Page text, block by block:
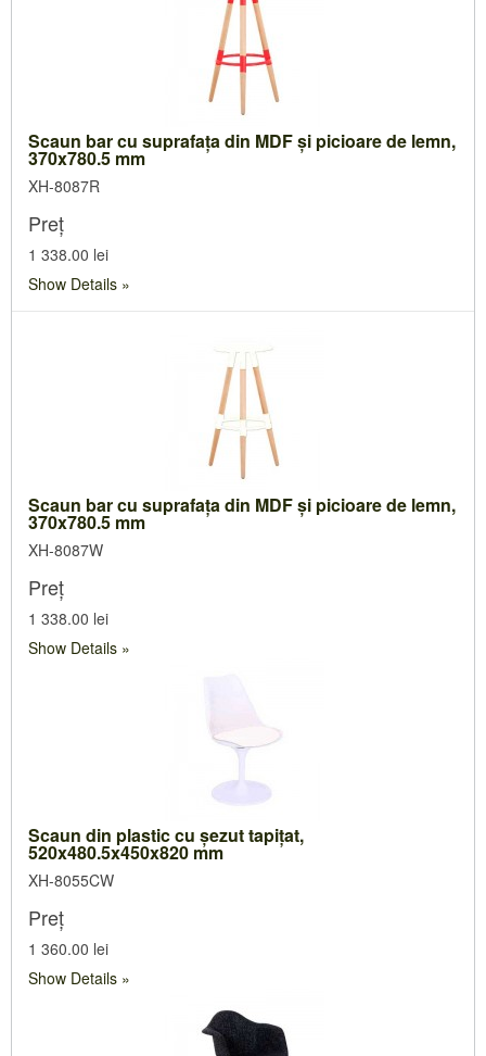
Scaun bar cu suprafaţa din MDF şi picioare de lemn,
370x780.5 mm
XH-8087R
Preț
1 338.00 lei
Show Details
Scaun bar cu suprafaţa din MDF şi picioare de lemn,
370x780.5 mm
XH-8087W
Preț
1 338.00 lei
Show Details
Scaun din plastic cu şezut tapiţat,
520x480.5x450x820 mm
XH-8055CW
Preț
1 360.00 lei
Show Details